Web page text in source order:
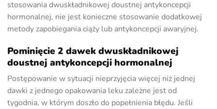
stosowania dwuskładnikowej doustnej antykoncepcji
hormonalnej, nie jest konieczne stosowanie dodatkowej
metody zapobiegania ciąży lub antykoncepcji awaryjnej.
Pominięcie 2 dawek dwuskładnikowej
doustnej antykoncepcji hormonalnej
Postępowanie w sytuacji nieprzyjęcia więcej niż jednej
dawki z jednego opakowania leku zależne jest od
tygodnia, w którym doszło do popełnienia błędu. Jeśli